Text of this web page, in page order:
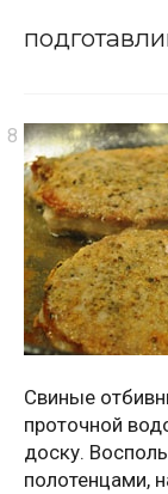
Свиные
проточной
доску.
полотенцами,